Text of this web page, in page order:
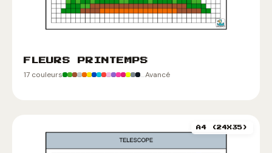
FLEURS PRINTEMPS
17 couleurs Avancé
A4 (24X35)